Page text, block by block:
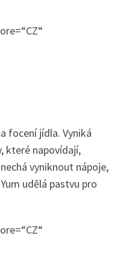
focení jídla. Vyniká
které napovídají,
vyniknout nápoje,
udělá pastvu pro